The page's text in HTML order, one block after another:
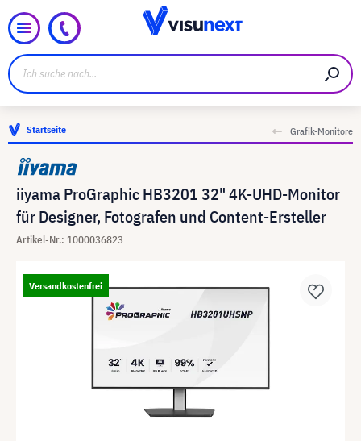
Startseite Grafik-Monitore
iiyama ProGraphic HB3201 32" 4K-UHD-Monitor
für Designer, Fotografen und Content-Ersteller
Artikel-Nr.: 1000036823
Versandkostenfrei